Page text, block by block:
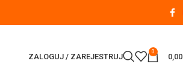
ZALOGUJ / ZAREJESTRUJ
0
0,00